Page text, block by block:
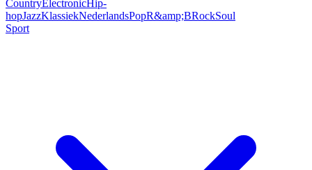
CountryElectronicHip-
hopJazzKlassiekNederlandsPopR&amp;BRockSoul
Sport